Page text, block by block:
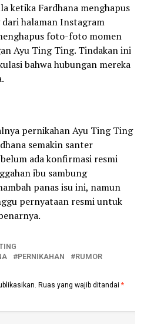
ketika Fardhana menghapus
halaman Instagram
foto-foto momen
Ayu Ting Ting. Tindakan ini
bahwa hubungan mereka
pernikahan Ayu Ting Ting
semakin santer
ada konfirmasi resmi
ibu sambung
panas isu ini, namun
pernyataan resmi untuk
PERNIKAHAN RUMOR
Ruas yang wajib ditandai *